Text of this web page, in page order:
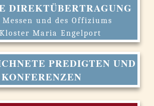
DIREKTÜBERTRAGUNG
und des Offiziums
Maria Engelport
PREDIGTEN UND
KONFERENZEN